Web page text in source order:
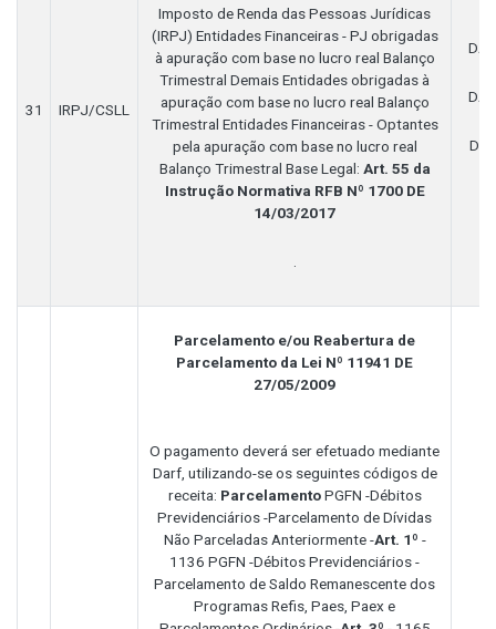
31 IRPJ/CSLL
Imposto de Renda das Pessoas Jurídicas
(IRPJ) Entidades Financeiras - PJ obrigadas
à apuração com base no lucro real Balanço
Trimestral Demais Entidades obrigadas à
apuração com base no lucro real Balanço
Trimestral Entidades Financeiras - Optantes
pela apuração com base no lucro real
Balanço Trimestral Base Legal: Art. 55 da
Instrução Normativa RFB Nº 1700 DE
14/03/2017
Parcelamento e/ou Reabertura de
Parcelamento da Lei Nº 11941 DE
27/05/2009
O pagamento deverá ser efetuado mediante
Darf, utilizando-se os seguintes códigos de
receita: ParcelamentoPGFN -Débitos
Previdenciários -Parcelamento de Dívidas
Não Parceladas Anteriormente -Art. 1º -
1136 PGFN -Débitos Previdenciários -
Parcelamento de Saldo Remanescente dos
Programas Refis, Paes, Paex e